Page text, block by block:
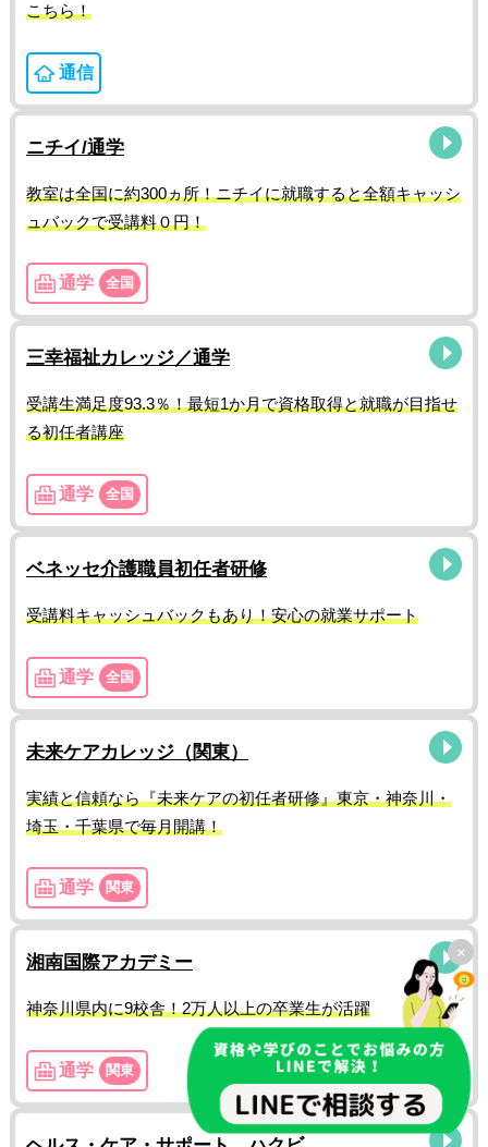
×
こちら！
通信
ニチイ/通学
教室は全国に約300ヵ所！ニチイに就職すると全額キャッシ
ュバックで受講料０円！
通学 全国
三幸福祉カレッジ／通学
受講生満足度93.3％！最短1か月で資格取得と就職が目指せ
る初任者講座
通学 全国
ベネッセ介護職員初任者研修
受講料キャッシュバックもあり！安心の就業サポート
通学 全国
未来ケアカレッジ（関東）
実績と信頼なら『未来ケアの初任者研修』東京・神奈川・
埼玉・千葉県で毎月開講！
通学 関東
湘南国際アカデミー
神奈川県内に9校舎！2万人以上の卒業生が活躍
通学 関東